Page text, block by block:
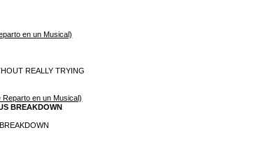
en un Musical)
REALLY TRYING
en un Musical)
BREAKDOWN